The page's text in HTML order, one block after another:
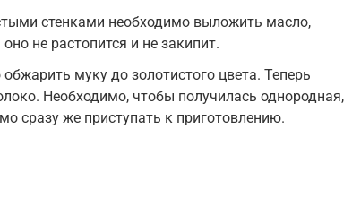
стенками необходимо выложить масло,
не растопится и не закипит.
муку до золотистого цвета. Теперь
Необходимо, чтобы получилась однородная,
сразу же приступать к приготовлению.